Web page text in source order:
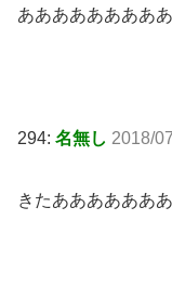
ああああああああ
294: 名無し 2018/
きたああああああ